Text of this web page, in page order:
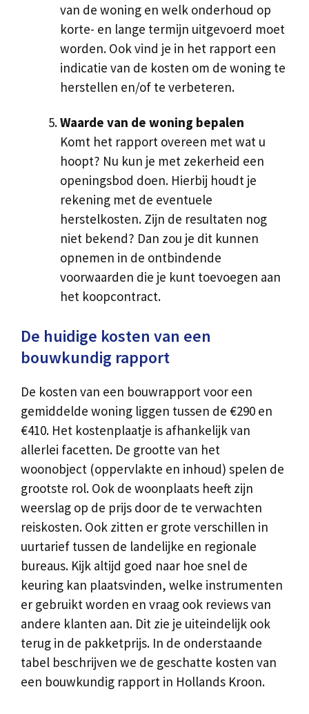
van de woning en welk onderhoud op
korte- en lange termijn uitgevoerd moet
worden. Ook vind je in het rapport een
indicatie van de kosten om de woning te
herstellen en/of te verbeteren.
Waarde van de woning bepalen
Komt het rapport overeen met wat u
hoopt? Nu kun je met zekerheid een
openingsbod doen. Hierbij houdt je
rekening met de eventuele
herstelkosten. Zijn de resultaten nog
niet bekend? Dan zou je dit kunnen
opnemen in de ontbindende
voorwaarden die je kunt toevoegen aan
het koopcontract.
De huidige kosten van een
bouwkundig rapport
De kosten van een bouwrapport voor een
gemiddelde woning liggen tussen de €290 en
€410. Het kostenplaatje is afhankelijk van
allerlei facetten. De grootte van het
woonobject (oppervlakte en inhoud) spelen de
grootste rol. Ook de woonplaats heeft zijn
weerslag op de prijs door de te verwachten
reiskosten. Ook zitten er grote verschillen in
uurtarief tussen de landelijke en regionale
bureaus. Kijk altijd goed naar hoe snel de
keuring kan plaatsvinden, welke instrumenten
er gebruikt worden en vraag ook reviews van
andere klanten aan. Dit zie je uiteindelijk ook
terug in de pakketprijs. In de onderstaande
tabel beschrijven we de geschatte kosten van
een bouwkundig rapport in Hollands Kroon.